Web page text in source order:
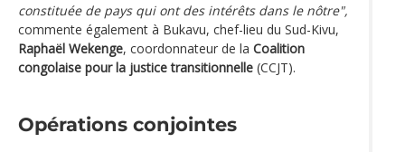
constituée de pays qui ont des intérêts dans le nôtre",
commente également à Bukavu, chef-lieu du Sud-Kivu,
Raphaël Wekenge, coordonnateur de la Coalition
congolaise pour la justice transitionnelle (CCJT).
Opérations conjointes